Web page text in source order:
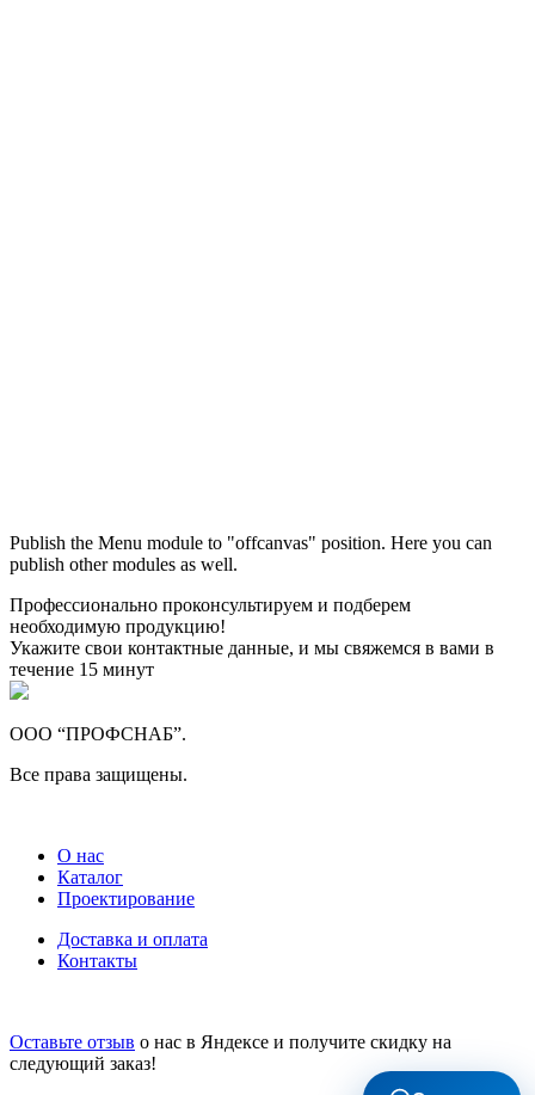
Publish the Menu module to "offcanvas" position. Here you can
publish other modules as well.
М ● консультант ПРОФСНАБ
Профессионально проконсультируем и подберем
необходимую продукцию!
Укажите свои контактные данные, и мы свяжемся в вами в
течение 15 минут
ООО “ПРОФСНАБ”.
Все права защищены.
О нас
Каталог
Проектирование
Доставка и оплата
Контакты
Оставьте отзыв о нас в Яндексе и получите скидку на
следующий заказ!